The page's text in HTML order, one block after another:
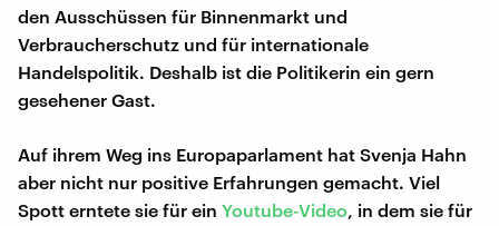
den Ausschüssen für Binnenmarkt und
Verbraucherschutz und für internationale
Handelspolitik. Deshalb ist die Politikerin ein gern
gesehener Gast.
Auf ihrem Weg ins Europaparlament hat Svenja Hahn
aber nicht nur positive Erfahrungen gemacht. Viel
Spott erntete sie für ein Youtube-Video, in dem sie für